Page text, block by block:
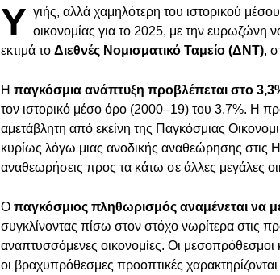
Υ γιής, αλλά χαμηλότερη του ιστορικού
οικονομίας για το 2025, με την ευρωζώνη
εκτιμά το Διεθνές Νομισματικό Ταμείο (ΔΝΤ),
Η παγκόσμια ανάπτυξη προβλέπεται στο
τον ιστορικό μέσο όρο (2000–19) του 3,7%. Η
αμετάβλητη από εκείνη της Παγκόσμιας
κυρίως λόγω μιας ανοδικής αναθεώρησης στις
αναθεωρήσεις προς τα κάτω σε άλλες μεγάλες
Ο παγκόσμιος πληθωρισμός αναμένεται να
συγκλίνοντας πίσω στον στόχο νωρίτερα στις
αναπτυσσόμενες οικονομίες. Οι μεσοπρόθεσμοι
οι βραχυπρόθεσμες προοπτικές